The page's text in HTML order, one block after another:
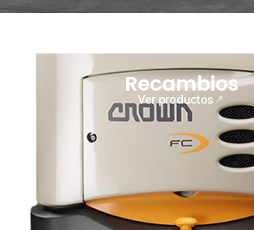
Recambios
Ver productos